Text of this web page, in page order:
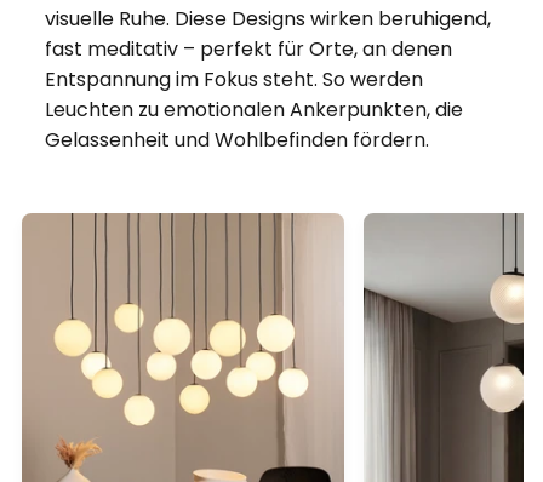
visuelle Ruhe. Diese Designs wirken beruhigend,
fast meditativ – perfekt für Orte, an denen
Entspannung im Fokus steht. So werden
Leuchten zu emotionalen Ankerpunkten, die
Gelassenheit und Wohlbefinden fördern.